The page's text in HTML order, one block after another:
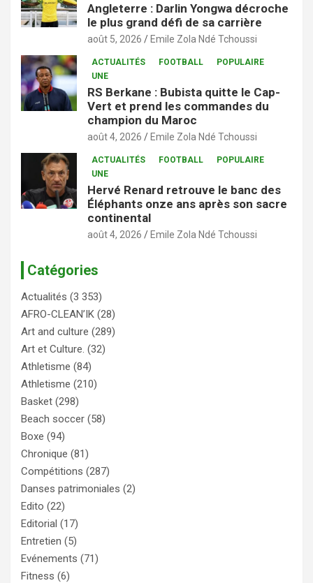
Angleterre : Darlin Yongwa décroche
le plus grand défi de sa carrière
août 5, 2026 Emile Zola Ndé Tchoussi
ACTUALITÉS FOOTBALL
POPULAIRE
UNE
RS Berkane : Bubista quitte le Cap-
Vert et prend les commandes du
champion du Maroc
août 4, 2026 Emile Zola Ndé Tchoussi
ACTUALITÉS FOOTBALL
POPULAIRE
UNE
Hervé Renard retrouve le banc des
Éléphants onze ans après son sacre
continental
août 4, 2026 Emile Zola Ndé Tchoussi
Catégories
Actualités (3 353)
AFRO-CLEAN’IK (28)
Art and culture (289)
Art et Culture. (32)
Athletisme (84)
Athletisme (210)
Basket (298)
Beach soccer (58)
Boxe (94)
Chronique (81)
Compétitions (287)
Danses patrimoniales (2)
Edito (22)
Editorial (17)
Entretien (5)
Evénements (71)
Fitness (6)